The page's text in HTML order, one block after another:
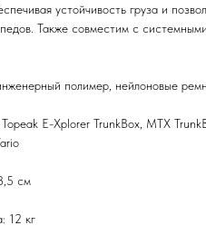
устойчивость груза и
Также совместим с
полимер, нейлоновые
E-Xplorer TrunkBox, MTX
см
12 кг